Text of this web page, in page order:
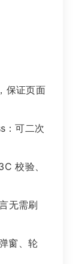
保证页面
可二次
校验、
无需刷
窗、轮